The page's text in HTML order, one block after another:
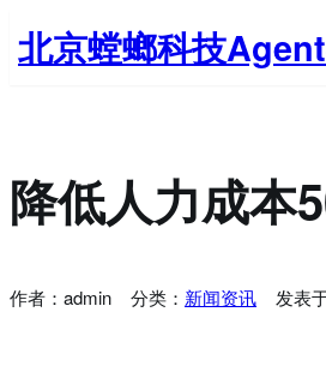
至
内
北京螳螂科技
降低人力成本
作者： admin 分类： 新闻资讯 发表